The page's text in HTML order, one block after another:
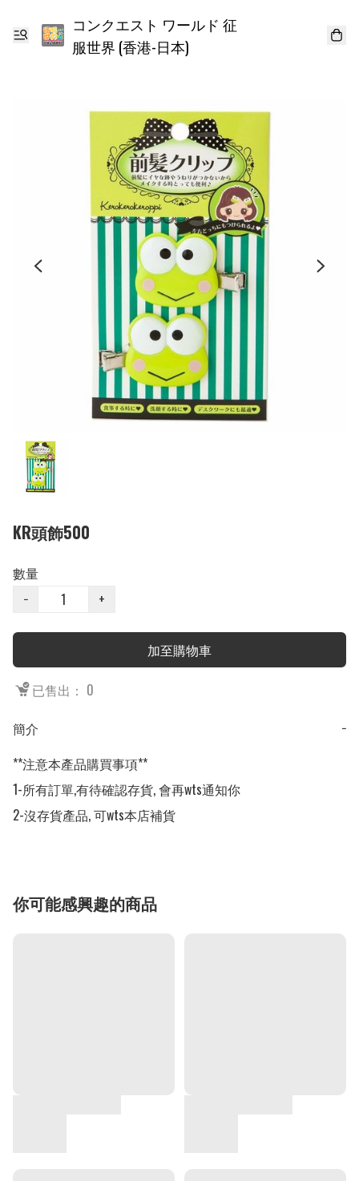
コンクエスト ワールド 征
服世界 (香港-日本)
KR頭飾500
數量
−
+
加至購物車
已售出： 0
簡介
−
**注意本產品購買事項**
1-所有訂單,有待確認存貨, 會再wts通知你
2-沒存貨產品, 可wts本店補貨
你可能感興趣的商品